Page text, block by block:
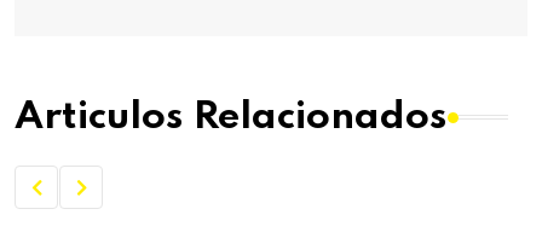
Articulos Relacionados